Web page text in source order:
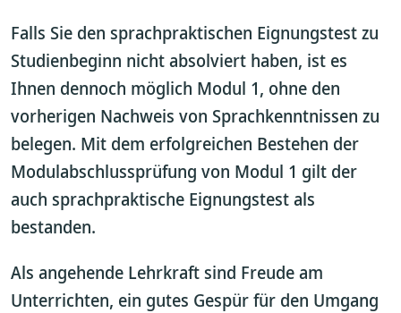
Falls Sie den sprachpraktischen Eignungstest zu
Studienbeginn nicht absolviert haben, ist es
Ihnen dennoch möglich Modul 1, ohne den
vorherigen Nachweis von Sprachkenntnissen zu
belegen. Mit dem erfolgreichen Bestehen der
Modulabschlussprüfung von Modul 1 gilt der
auch sprachpraktische Eignungstest als
bestanden.
Als angehende Lehrkraft sind Freude am
Unterrichten, ein gutes Gespür für den Umgang